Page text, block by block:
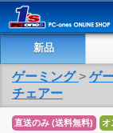
新品
ゲーミング > ゲ
チェアー
直送のみ (送料無料) オ